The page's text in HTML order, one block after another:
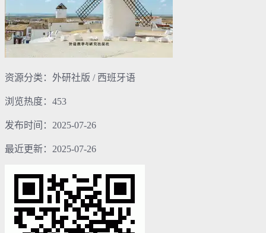
资源分类：外研社版 / 西班牙语
浏览热度：453
发布时间：2025-07-26
最近更新：2025-07-26